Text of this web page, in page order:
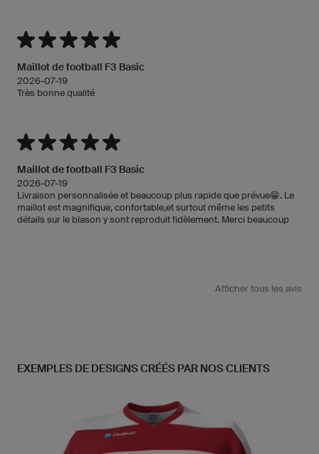
Maillot de football F3 Basic
2026-07-19
Très bonne qualité
Maillot de football F3 Basic
2026-07-19
Livraison personnalisée et beaucoup plus rapide que prévue😁. Le
maillot est magnifique, confortable,et surtout même les petits
détails sur le blason y sont reproduit fidèlement. Merci beaucoup
Afficher tous les avis
EXEMPLES DE DESIGNS CRÉÉS PAR NOS CLIENTS